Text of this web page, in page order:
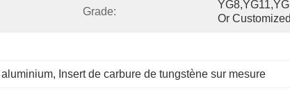
Grade:
Or Customized
aluminium, Insert de carbure de tungstène sur mesure